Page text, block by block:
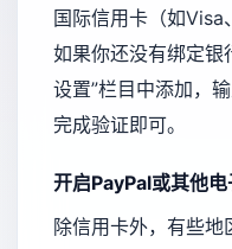
国际信用卡（如Visa
如果你还没有绑定银
设置”栏目中添加，
完成验证即可。
开启PayPal或其他
除信用卡外，有些